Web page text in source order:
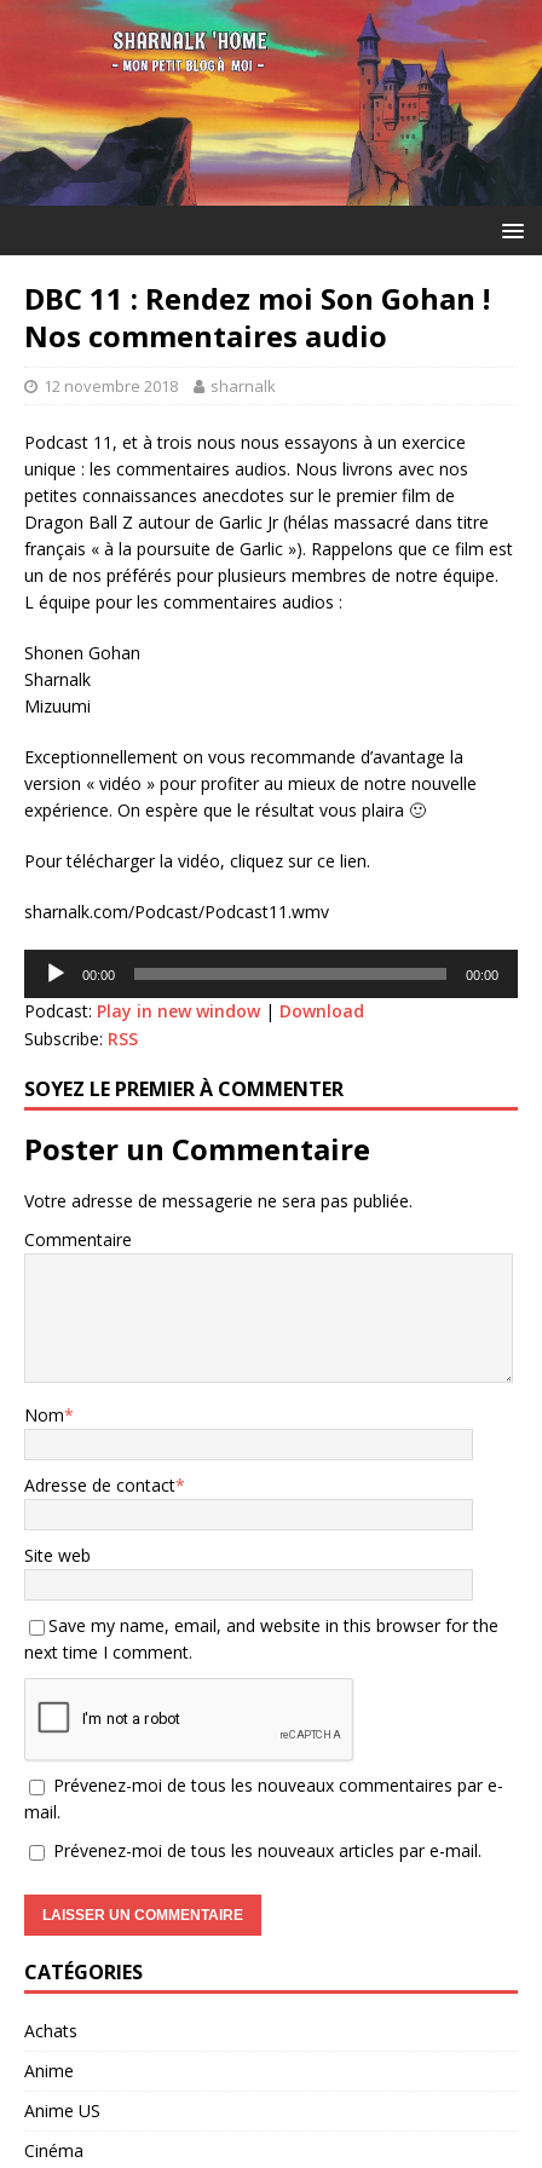
DBC 11 : Rendez moi Son Gohan !
Nos commentaires audio
12 novembre 2018 sharnalk
Podcast 11, et à trois nous nous essayons à un exercice
unique : les commentaires audios. Nous livrons avec nos
petites connaissances anecdotes sur le premier film de
Dragon Ball Z autour de Garlic Jr (hélas massacré dans titre
français « à la poursuite de Garlic »). Rappelons que ce film est
un de nos préférés pour plusieurs membres de notre équipe.
L équipe pour les commentaires audios :
Shonen Gohan
Sharnalk
Mizuumi
Exceptionnellement on vous recommande d’avantage la
version « vidéo » pour profiter au mieux de notre nouvelle
expérience. On espère que le résultat vous plaira 🙂
Pour télécharger la vidéo, cliquez sur ce lien.
sharnalk.com/Podcast/Podcast11.wmv
Lecteur
audio
00:00 00:00
Podcast: Play in new window| Download
Subscribe: RSS
SOYEZ LE PREMIER À COMMENTER
Poster un Commentaire
Votre adresse de messagerie ne sera pas publiée.
Commentaire
Nom*
Adresse de contact*
Site web
Save my name, email, and website in this browser for the
next time I comment.
Prévenez-moi de tous les nouveaux commentaires par e-
mail.
Prévenez-moi de tous les nouveaux articles par e-mail.
CATÉGORIES
Achats
Anime
Anime US
Cinéma